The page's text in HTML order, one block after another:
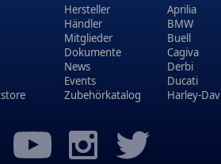
Hersteller
Händler
Mitglieder
Dokumente
News
Events
Zubehörkatalog
Aprilia
BMW
Buell
Cagiva
Derbi
Ducati
Harley-